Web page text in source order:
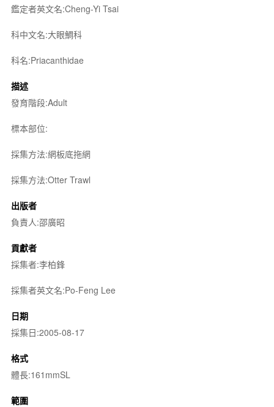
鑑定者英文名:Cheng-Yi Tsai
科中文名:大眼鯛科
科名:Priacanthidae
描述
發育階段:Adult
標本部位:
採集方法:網板底拖網
採集方法:Otter Trawl
出版者
負責人:邵廣昭
貢獻者
採集者:李柏鋒
採集者英文名:Po-Feng Lee
日期
採集日:2005-08-17
格式
體長:161mmSL
範圍